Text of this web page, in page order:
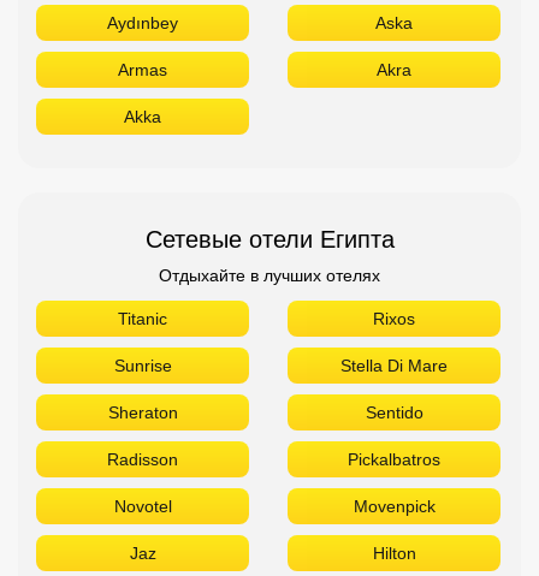
Aydınbey Aska
Armas Akra
Akka
Сетевые отели Египта
Отдыхайте в лучших отелях
Titanic Rixos
Sunrise Stella Di Mare
Sheraton Sentido
Radisson Pickalbatros
Novotel Movenpick
Jaz Hilton